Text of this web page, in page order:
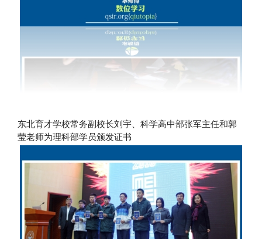
东北育才学校常务副校长刘宇、科学高中部张军主任和郭
莹老师为理科部学员颁发证书